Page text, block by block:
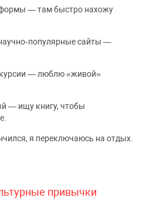
— там быстро нахожу
сайты —
— люблю «живой»
— ищу книгу, чтобы
я переключаюсь на отдых.
привычки